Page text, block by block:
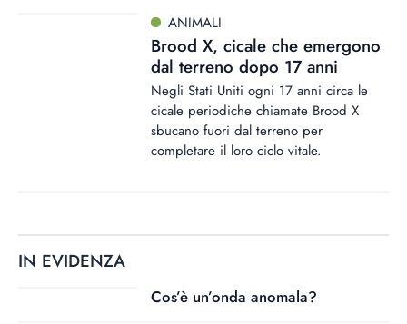
ANIMALI
Brood X, cicale che emergono
dal terreno dopo 17 anni
Negli Stati Uniti ogni 17 anni circa le
cicale periodiche chiamate Brood X
sbucano fuori dal terreno per
completare il loro ciclo vitale.
IN EVIDENZA
Cos’è un’onda anomala?